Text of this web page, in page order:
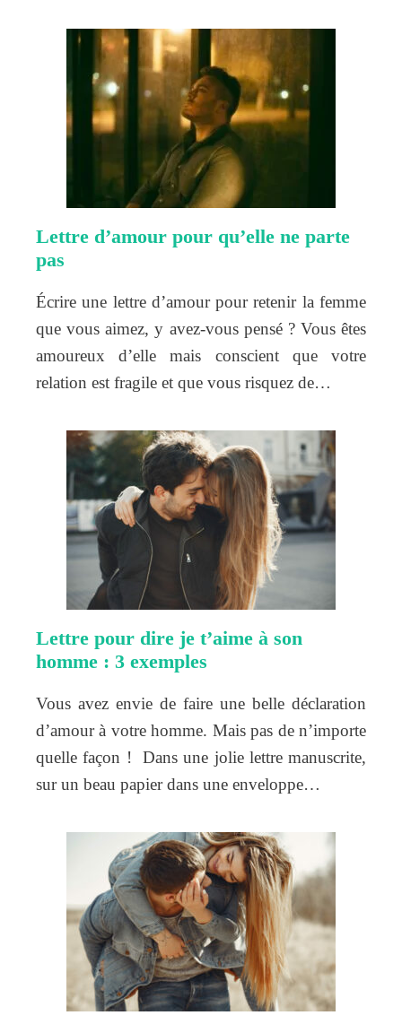
Lettre d’amour pour qu’elle ne parte
pas
Écrire une lettre d’amour pour retenir la femme
que vous aimez, y avez-vous pensé ? Vous êtes
amoureux d’elle mais conscient que votre
relation est fragile et que vous risquez de…
Lettre pour dire je t’aime à son
homme : 3 exemples
Vous avez envie de faire une belle déclaration
d’amour à votre homme. Mais pas de n’importe
quelle façon ! Dans une jolie lettre manuscrite,
sur un beau papier dans une enveloppe…